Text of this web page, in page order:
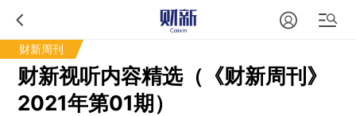
财新周刊
财新视听内容精选（《财新周刊》
2021年第01期）